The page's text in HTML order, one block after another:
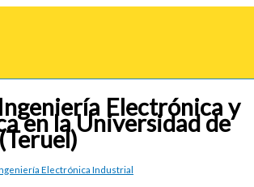
Electrónica y
en la Universidad de
Electrónica Industrial